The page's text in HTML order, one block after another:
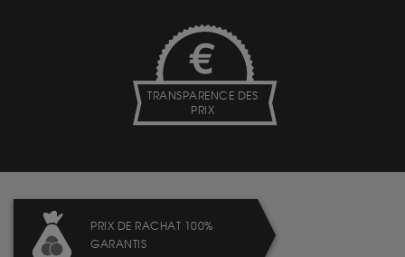
TRANSPARENCE DES
PRIX
PRIX DE RACHAT 100%
GARANTIS